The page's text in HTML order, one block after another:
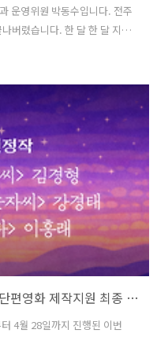
운영위원 박동수입니다. 전주
버렸습니다. 한 달 한 달 지나
더욱 빠르게 흘러가는 것만
해의 한독협은 다양한 상영행
된 성수동에서의 PPP 행사부
와 (이 글을 쓰는 오늘) 키니마
회까지, 한독협을 창구 삼아
가장 오래된 역사(?)를 지..
2026 전국평생학습도시협의회 단편영화 제작지원 최종 선정작 발표
4월 28일까지 진행된 이번